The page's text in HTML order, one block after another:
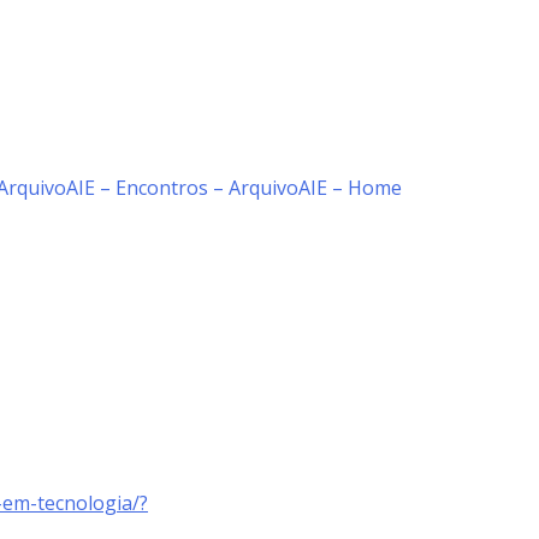
AIE – Encontros – ArquivoAIE – Home
tecnologia/?